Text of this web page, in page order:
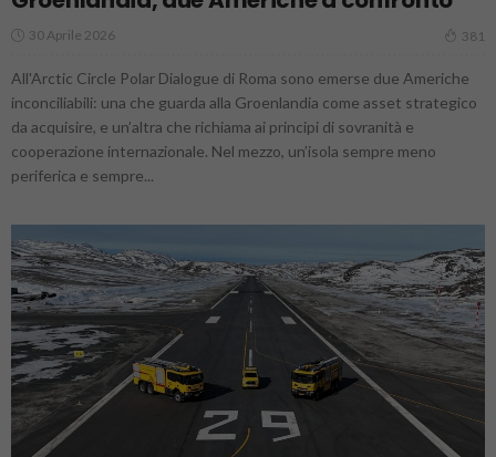
30 Aprile 2026 381
All'Arctic Circle Polar Dialogue di Roma sono emerse due Americhe
inconciliabili: una che guarda alla Groenlandia come asset strategico
da acquisire, e un’altra che richiama ai principi di sovranità e
cooperazione internazionale. Nel mezzo, un’isola sempre meno
periferica e sempre...